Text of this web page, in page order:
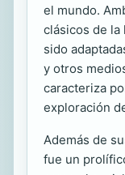
el mundo.
clásicos de la
sido
y otros
caracteriza
exploración
Además de
fue un